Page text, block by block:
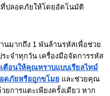
ปลอดภัยให้โดยอัตโนมัติ
นมากถึง 1 พันล้านรหัสเพื่อช่วย
ะจำทุกวัน เครื่องมือจัดการรหัส
เตือนให้คุณทราบแบบเรียลไทม์
ดภัยหรือถูกขโมย และช่วยคุณ
การแตะเพียงครั้งเดียว หาก